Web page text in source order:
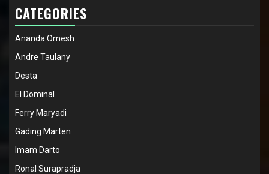
CATEGORIES
Ananda Omesh
Andre Taulany
Desta
El Dominal
Ferry Maryadi
Gading Marten
Imam Darto
Ronal Surapradja